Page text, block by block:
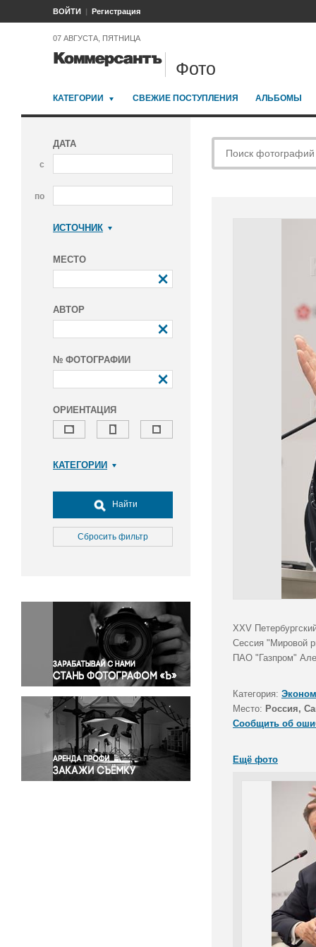
ВОЙТИ Регистрация
07 АВГУСТА, ПЯТНИЦА
Фото
КАТЕГОРИИ СВЕЖИЕ ПОСТУПЛЕНИЯ АЛЬБОМЫ
ДАТА
с
по
ИСТОЧНИК
МЕСТО
АВТОР
№ ФОТОГРАФИИ
ОРИЕНТАЦИЯ
КАТЕГОРИИ
Досуг, туризм и отдых
Культура
Медицина
Окружающая среда
Политика
Правосудие
Происшествия и конфликты
Религия
Светская жизнь
Спорт
Экология
Экономика и бизнес
Найти
Сбросить фильтр
XXV
Сессия "Мировой
ПАО "Газпром"
Категория:
Место: Россия,
Сообщить об
Ещё фото